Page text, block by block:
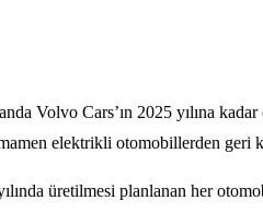
Volvo Cars’ın 2025 yılına
elektrikli otomobillerden geri
üretilmesi planlanan her